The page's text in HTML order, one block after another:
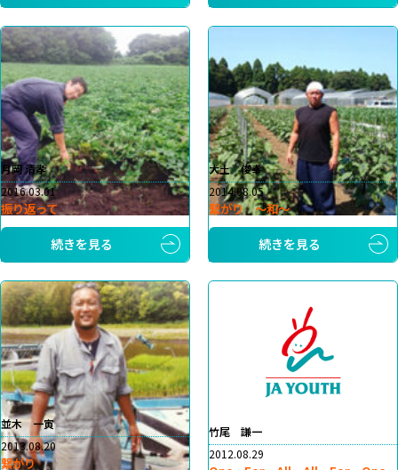
月岡 清孝
2016.03.01
振り返って
続きを見る
大土 俊幸
2014.08.05
繋がり ～和～
続きを見る
並木 一寅
2013.08.20
繋がり
竹尾 謙一
2012.08.29